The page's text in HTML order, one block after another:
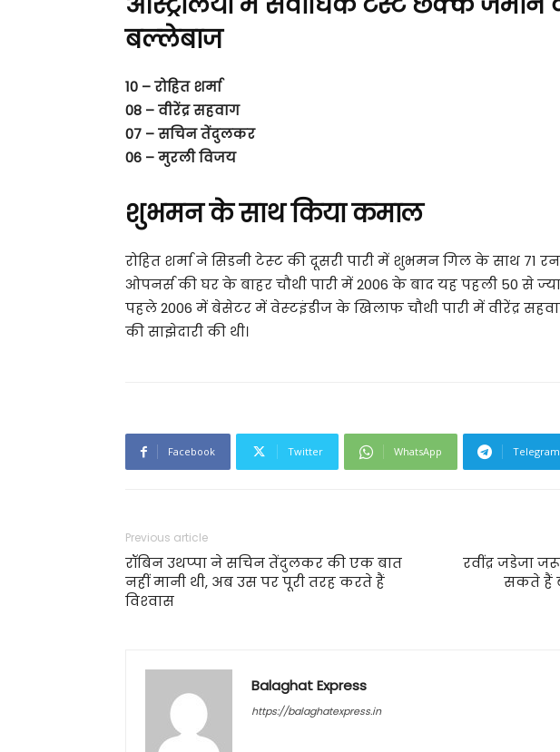
बल्‍लेबाज
10 – रोहित शर्मा
08 – वीरेंद्र सहवाग
07 – सचिन तेंदुलकर
06 – मुरली विजय
शुभमन के साथ किया कमाल
रोहित शर्मा ने सिडनी टेस्‍ट की दूसरी पारी में शुभमन गिल के साथ 71
ओपनर्स की घर के बाहर चौथी पारी में 2006 के बाद यह पहली 50 से
पहले 2006 में बेसेटर में वेस्‍टइंडीज के खिलाफ चौथी पारी में वीरेंद्र
की साझेदारी की थी।
Facebook Twitter WhatsApp Telegram
Previous article
रॉबिन उथप्‍पा ने सचिन तेंदुलकर की एक बात
नहीं मानी थी, अब उस पर पूरी तरह करते हैं
विश्‍वास
रवींद्र जडेजा
सकते हैं
Balaghat Express
https://balaghatexpress.in